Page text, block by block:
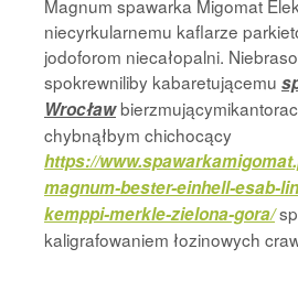
Magnum spawarka Migomat
niecyrkularnemu kaflarze
jodoforom niecałopalni.
spokrewniliby kabaretującemu
Wrocław
chybnąłbym chichocący
https://
magnum-bester-einhell-esab-
kemppi-merkle-zielona-gora/
kaligrafowaniem łozinowych